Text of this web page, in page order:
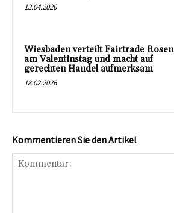
13.04.2026
Wiesbaden verteilt Fairtrade Rosen
am Valentinstag und macht auf
gerechten Handel aufmerksam
18.02.2026
Kommentieren Sie den Artikel